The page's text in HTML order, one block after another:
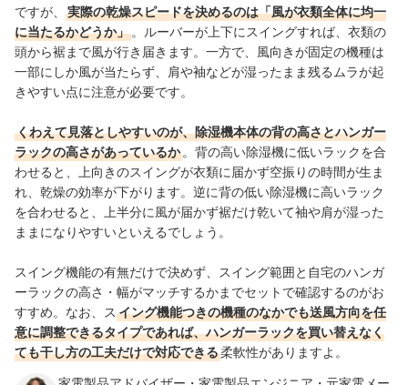
ですが、
実際の乾燥スピードを決めるのは「風が衣類全体に均一
に当たるかどうか」 。ルーバーが上下にスイングすれば、衣類の
頭から裾まで風が行き届きます。一方で、風向きが固定の機種は
一部にしか風が当たらず、肩や袖などが湿ったまま残るムラが起
きやすい点に注意が必要です。
くわえて見落としやすいのが、除湿機本体の背の高さとハンガー
ラックの高さがあっているか 。背の高い除湿機に低いラックを合
わせると、上向きのスイングが衣類に届かず空振りの時間が生ま
れ、乾燥の効率が下がります。逆に背の低い除湿機に高いラック
を合わせると、上半分に風が届かず裾だけ乾いて袖や肩が湿った
ままになりやすいといえるでしょう。
スイング機能の有無だけで決めず、スイング範囲と自宅のハンガ
ーラックの高さ・幅がマッチするかまでセットで確認するのがお
すすめ。なお、ス イング機能つきの機種のなかでも送風方向を任
意に調整できるタイプであれば、ハンガーラックを買い替えなく
ても干し方の工夫だけで対応できる柔軟性がありますよ。